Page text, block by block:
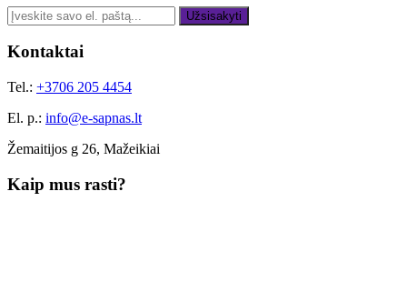
Užsisakyti
Kontaktai
Tel.: +3706 205 4454
El. p.: info@e-sapnas.lt
Žemaitijos g 26, Mažeikiai
Kaip mus rasti?